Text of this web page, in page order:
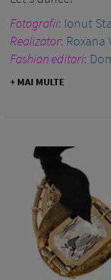
Fotografii: Ionut
Realizator: Roxana
Fashion editori:
+ MAI MULTE